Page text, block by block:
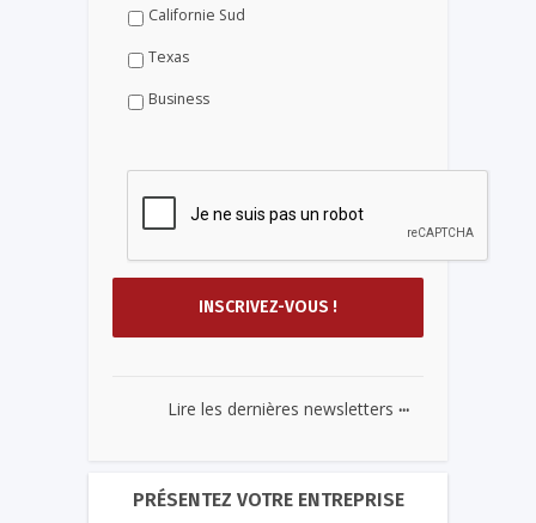
Californie Sud
Texas
Business
Lire les dernières newsletters ...
PRÉSENTEZ VOTRE ENTREPRISE